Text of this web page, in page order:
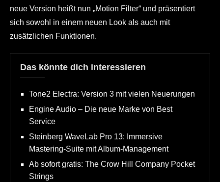
neue Version heißt nun „Motion Filter“ und präsentiert
sich sowohl in einem neuen Look als auch mit
zusätzlichen Funktionen.
Das könnte dich interessieren
Tone2 Electra: Version 3 mit vielen Neuerungen
Engine Audio – Die neue Marke von Best
Service
Steinberg WaveLab Pro 13: Immersive
Mastering-Suite mit Album-Management
Ab sofort gratis: The Crow Hill Company Pocket
Strings